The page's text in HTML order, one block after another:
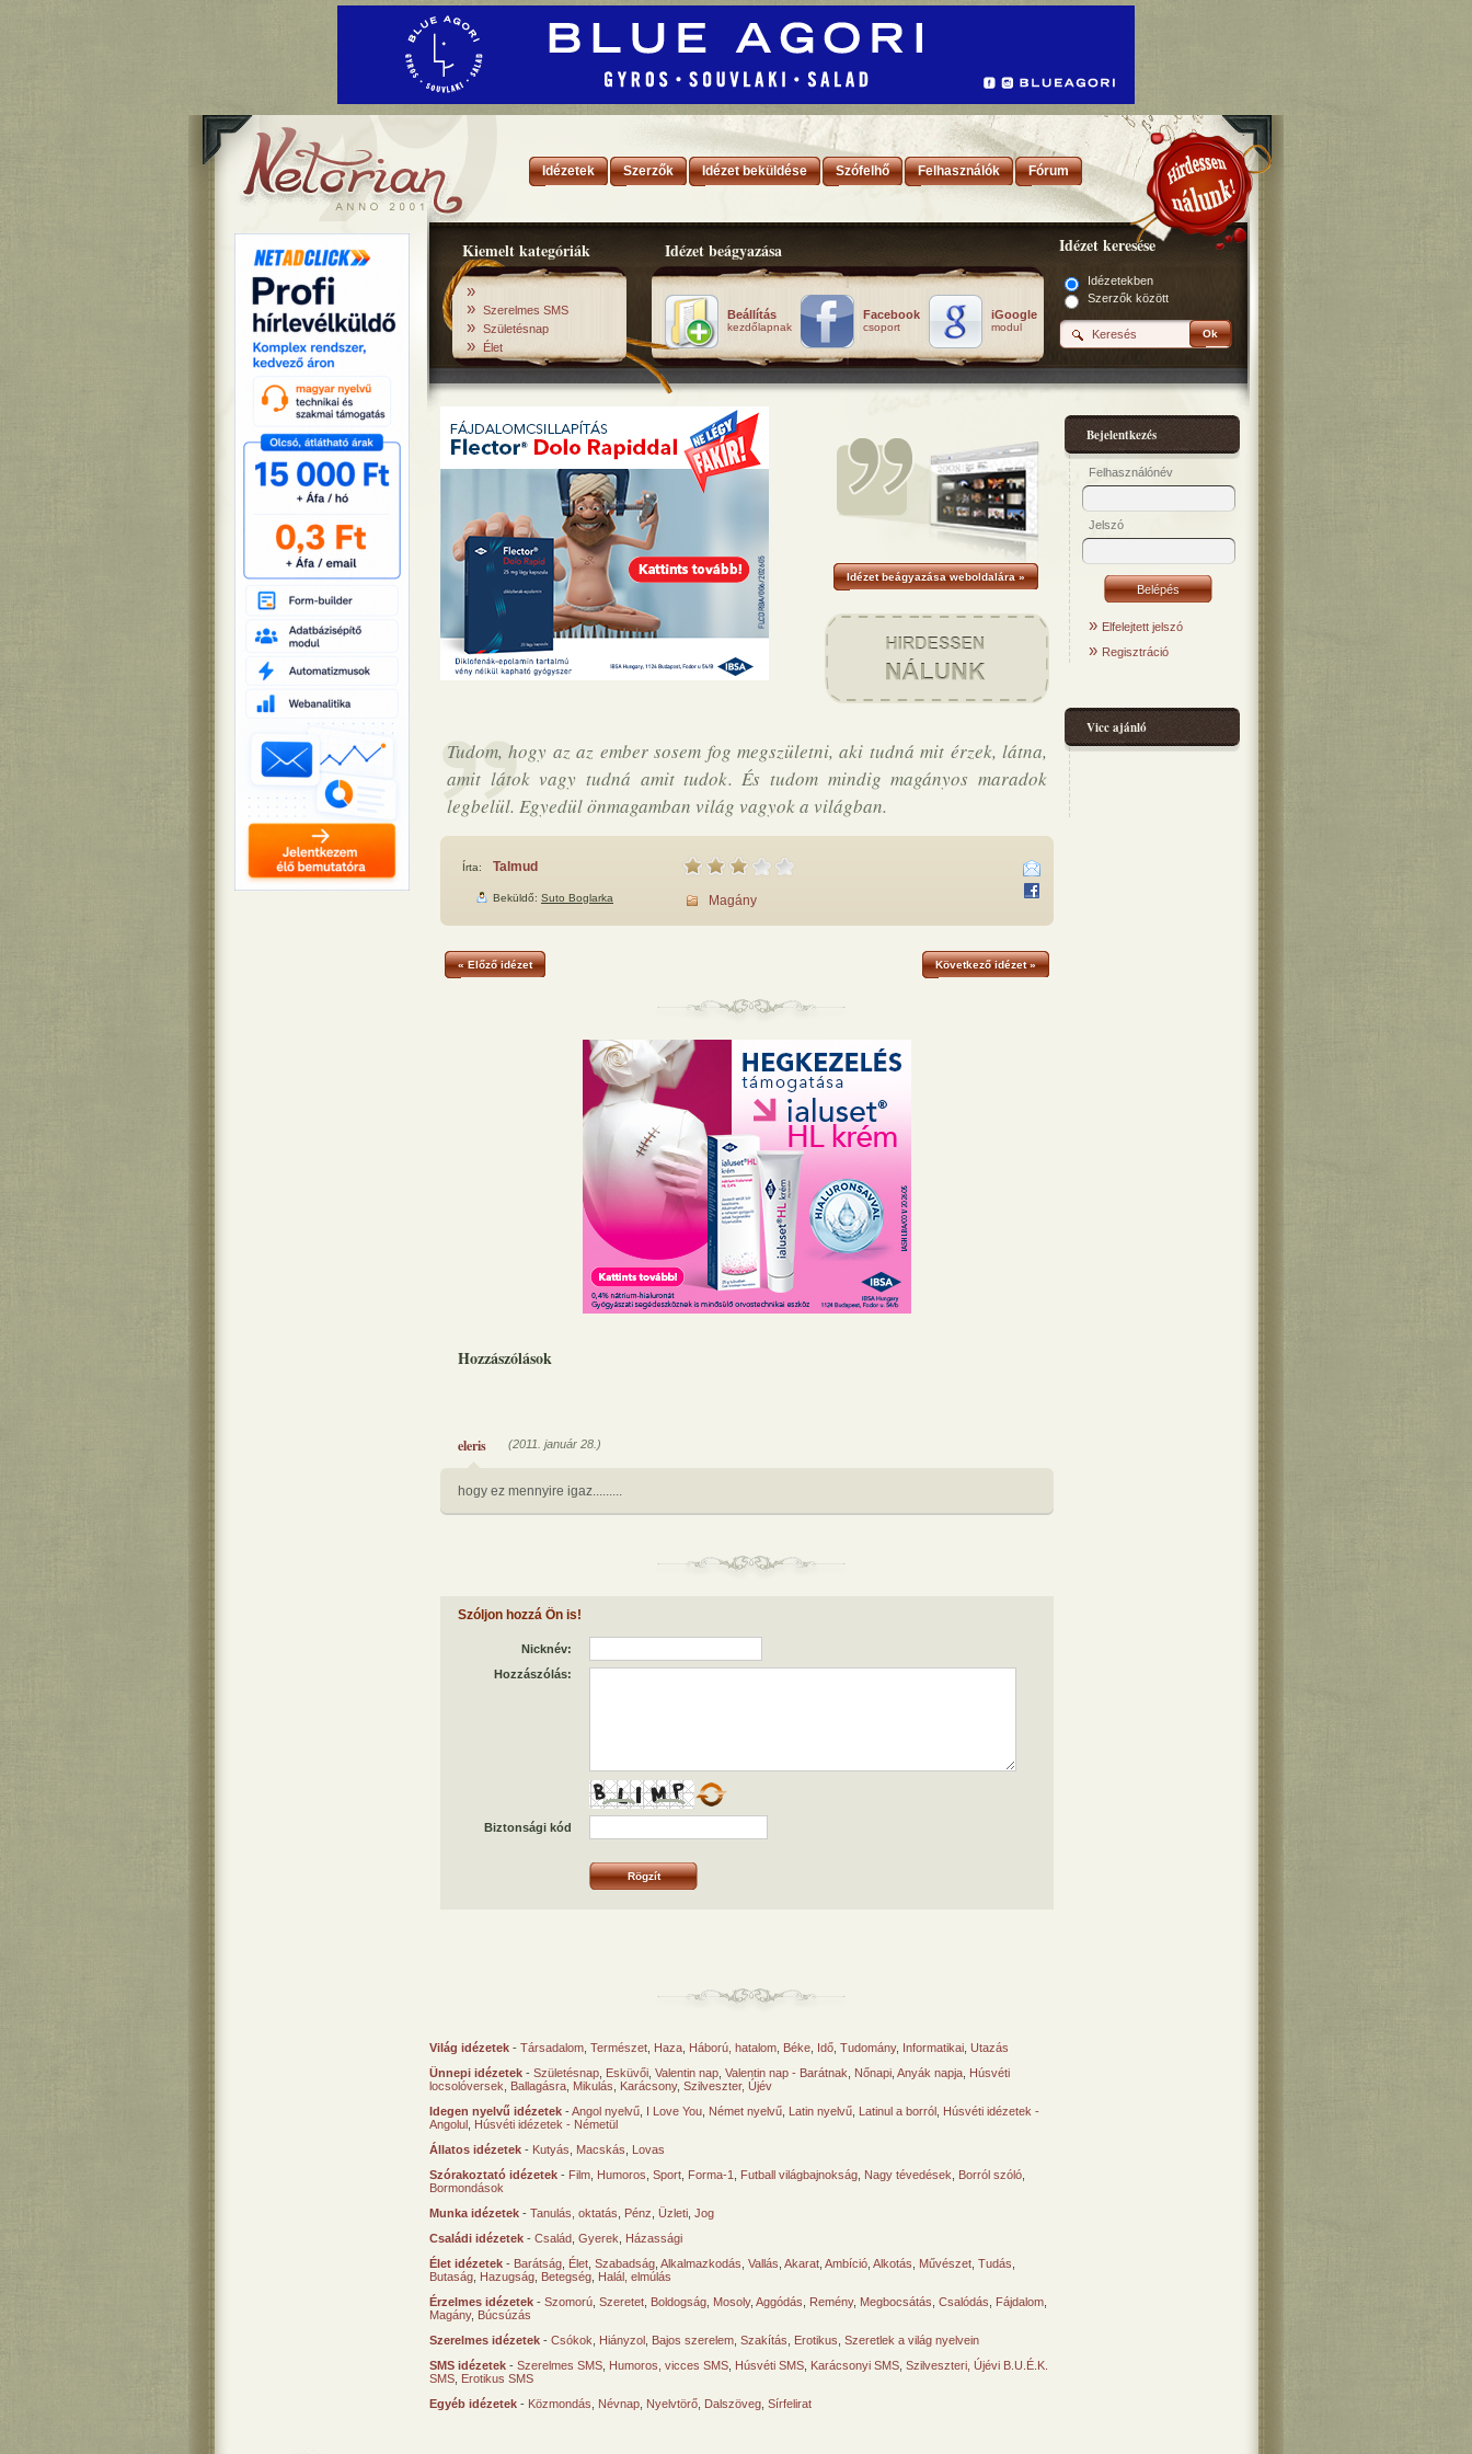
Idézetek Szerzők Idézet beküldése Szófelhő Felhasználók Fórum
Kiemelt kategóriák
»
» Szerelmes SMS
» Születésnap
» Élet
Idézet beágyazása
Beállítás
kezdőlapnak
Facebook
csoport
iGoogle
modul
Idézet keresése
Idézetekben
Szerzők között
Ok
Idézet beágyazása weboldalára »
Tudom, hogy az az ember sosem fog megszületni, aki tudná mit érzek, látna,
amit látok vagy tudná amit tudok. És tudom mindig magányos maradok
legbelül. Egyedül önmagamban világ vagyok a világban.
Írta: Talmud
Beküldő: Suto Boglarka Magány
« Előző idézet Következő idézet »
Hozzászólások
eleris (2011. január 28.)
hogy ez mennyire igaz.........
Szóljon hozzá Ön is!
Nicknév:
Hozzászólás:
Biztonsági kód
Világ idézetek - Társadalom Természet Haza Háború, hatalom Béke Idő Tudomány, Informatikai Utazás
Ünnepi idézetek - Születésnap Esküvői Valentin nap Valentin nap - Barátnak Nőnapi Anyák napja Húsvéti
locsolóversek
Ballagásra Mikulás Karácsony, Szilveszter, Újév
Idegen nyelvű idézetek -Angol nyelvű I Love You Német nyelvű Latin nyelvű Latinul a borról Húsvéti idézetek -
Angolul Húsvéti idézetek - Németül
Állatos idézetek - Kutyás Macskás
Lovas
Szórakoztató idézetek - Film Humoros Sport Forma-1 Futball világbajnokság Nagy tévedések Borról szóló
Bormondások
Munka idézetek - Tanulás, oktatás Pénz Üzleti Jog
Családi idézetek - Család Gyerek
Házassági
Élet idézetek - Barátság Élet Szabadság Alkalmazkodás Vallás Akarat Ambíció Alkotás Művészet Tudás
Butaság Hazugság Betegség Halál, elmúlás
Érzelmes idézetek - Szomorú Szeretet Boldogság Mosoly, Aggódás Remény, Megbocsátás Csalódás Fájdalom
Magány, Búcsúzás
Szerelmes idézetek - Csókok Hiányzol Bajos szerelem Szakítás Erotikus Szeretlek a világ nyelvein
SMS idézetek - Szerelmes SMS Humoros, vicces SMS Húsvéti SMS Karácsonyi SMS Szilveszteri, Újévi B.U.É.K.
SMS Erotikus SMS
Egyéb idézetek - Közmondás Névnap Nyelvtörő Dalszöveg Sírfelirat
Bejelentkezés
Felhasználónév
Jelszó
» Elfelejtett jelszó
» Regisztráció
Vicc ajánló